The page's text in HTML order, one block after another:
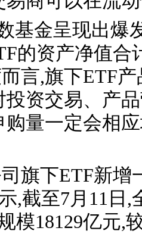
基金呈现出爆
的资产净值合
言,旗下ETF
投资交易、产
量一定会相
旗下ETF新
,截至7月11日
模18129亿元,